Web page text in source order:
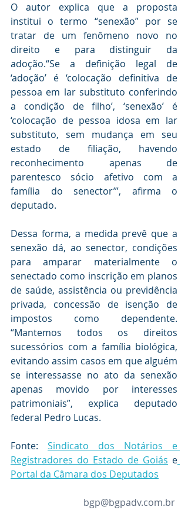
O autor explica que a proposta
institui o termo “senexão” por se
tratar de um fenômeno novo no
direito e para distinguir da
adoção.“Se a definição legal de
‘adoção’ é ‘colocação definitiva de
pessoa em lar substituto conferindo
a condição de filho’, ‘senexão’ é
‘colocação de pessoa idosa em lar
substituto, sem mudança em seu
estado de filiação, havendo
reconhecimento apenas de
parentesco sócio afetivo com a
família do senector’”, afirma o
deputado.
Dessa forma, a medida prevê que a
senexão dá, ao senector, condições
para amparar materialmente o
senectado como inscrição em planos
de saúde, assistência ou previdência
privada, concessão de isenção de
impostos como dependente.
“Mantemos todos os direitos
sucessórios com a família biológica,
evitando assim casos em que alguém
se interessasse no ato da senexão
apenas movido por interesses
patrimoniais”, explica deputado
federal Pedro Lucas.
Fonte: Sindicato dos Notários e
Registradores do Estado de Goiás e
Portal da Câmara dos Deputados
bgp@bgpadv.com.br